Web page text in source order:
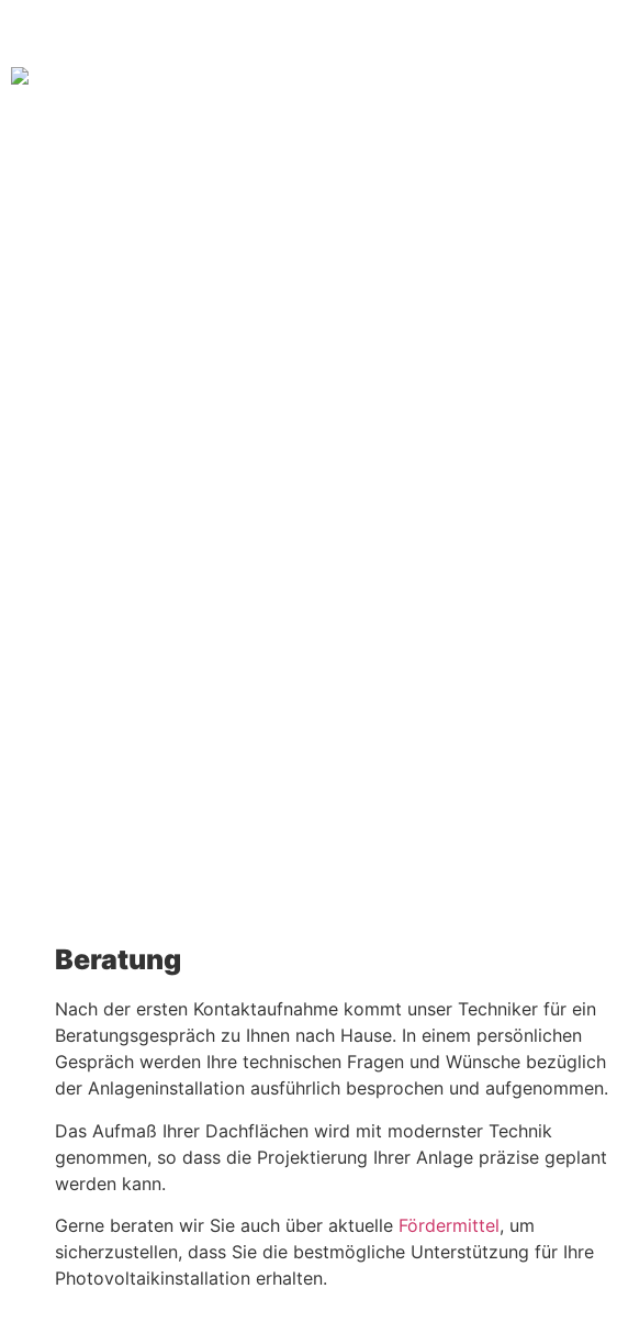
Beratung
Nach der ersten Kontaktaufnahme kommt unser Techniker für ein
Beratungsgespräch zu Ihnen nach Hause. In einem persönlichen
Gespräch werden Ihre technischen Fragen und Wünsche bezüglich
der Anlageninstallation ausführlich besprochen und aufgenommen.
Das Aufmaß Ihrer Dachflächen wird mit modernster Technik
genommen, so dass die Projektierung Ihrer Anlage präzise geplant
werden kann.
Gerne beraten wir Sie auch über aktuelle Fördermittel, um
sicherzustellen, dass Sie die bestmögliche Unterstützung für Ihre
Photovoltaikinstallation erhalten.